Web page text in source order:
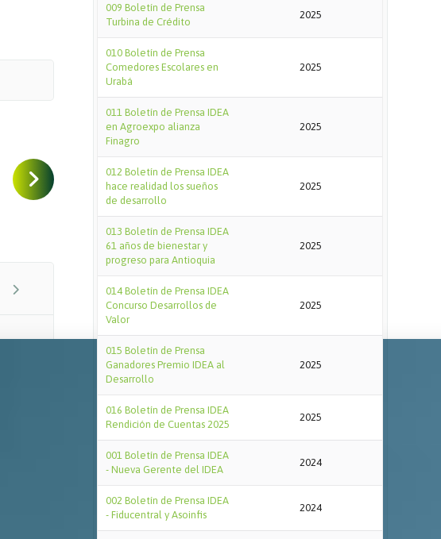
009 Boletín de Prensa
Turbina de Crédito
2025
010 Boletín de Prensa
Comedores Escolares en
Urabá
2025
011 Boletín de Prensa IDEA
en Agroexpo alianza
Finagro
2025
012 Boletín de Prensa IDEA
hace realidad los sueños
de desarrollo
2025
013 Boletín de Prensa IDEA
61 años de bienestar y
progreso para Antioquia
2025
014 Boletín de Prensa IDEA
Concurso Desarrollos de
Valor
2025
015 Boletín de Prensa
Ganadores Premio IDEA al
Desarrollo
2025
016 Boletín de Prensa IDEA
Rendición de Cuentas 2025
2025
001 Boletín de Prensa IDEA
- Nueva Gerente del IDEA
2024
002 Boletín de Prensa IDEA
- Fiducentral y Asoinfis
2024